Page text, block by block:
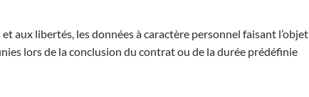
aux libertés, les données à caractère personnel faisant l’objet
lors de la conclusion du contrat ou de la durée prédéfinie